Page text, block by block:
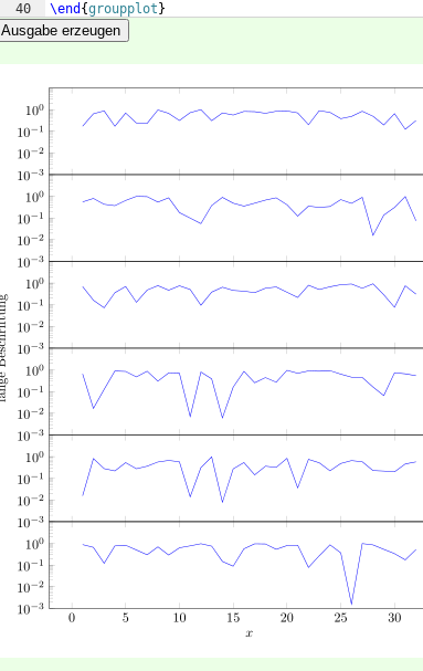
40
41
\end {groupplot }
\path (left top-|current bounding box.west
Ausgabe erzeugen